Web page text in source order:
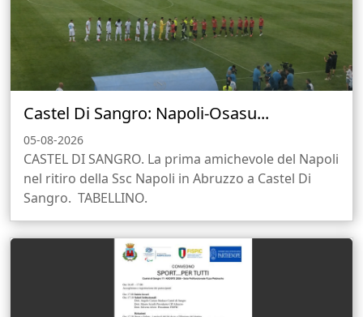
Castel Di Sangro: Napoli-Osasu...
05-08-2026
CASTEL DI SANGRO. La prima amichevole del Napoli
nel ritiro della Ssc Napoli in Abruzzo a Castel Di
Sangro. TABELLINO.